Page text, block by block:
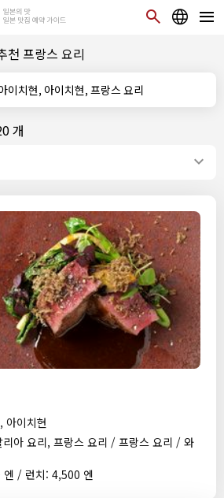
천 프랑스 요리
고야, 아이치현, 아이치현, 프랑스 요리
개
아이치현
리아 요리, 프랑스 요리 / 프랑스 요리 / 와
엔 / 런치: 4,500 엔